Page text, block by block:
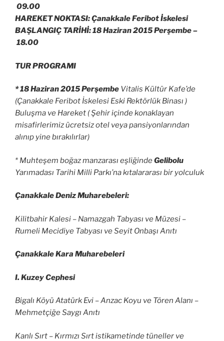
09.00
HAREKET NOKTASI: Çanakkale Feribot İskelesi
BAŞLANGIÇ TARİHİ: 18 Haziran 2015 Perşembe –
18.00
TUR PROGRAMI
* 18 Haziran 2015 Perşembe Vitalis Kültür Kafe’de
(Çanakkale Feribot İskelesi Eski Rektörlük Binası )
Buluşma ve Hareket ( Şehir içinde konaklayan
misafirlerimiz ücretsiz otel veya pansiyonlarından
alınıp yine bırakılırlar)
* Muhteşem boğaz manzarası eşliğindeGelibolu
Yarımadası Tarihi Milli Parkı’na kıtalararası bir yolculuk
Çanakkale Deniz Muharebeleri:
Kilitbahir Kalesi – Namazgah Tabyası ve Müzesi –
Rumeli Mecidiye Tabyası ve Seyit Onbaşı Anıtı
Çanakkale Kara Muharebeleri
I. Kuzey Cephesi
Bigalı Köyü Atatürk Evi – Anzac Koyu ve Tören Alanı –
Mehmetçiğe Saygı Anıtı
Kanlı Sırt – Kırmızı Sırt istikametinde tüneller ve